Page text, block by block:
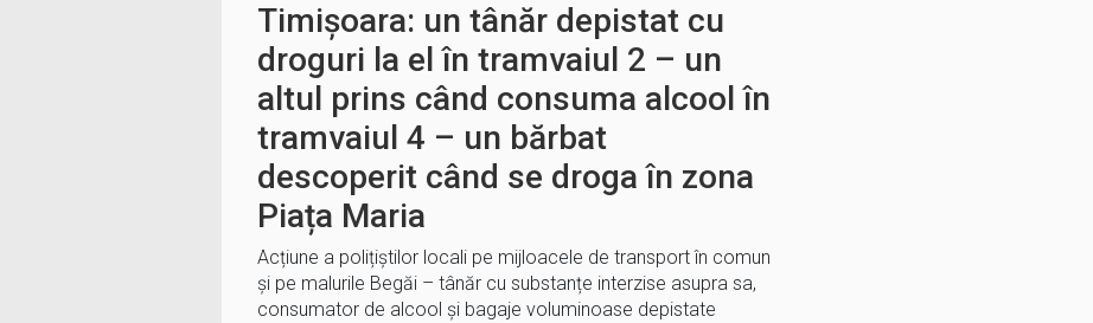
Timișoara: un tânăr depistat cu
droguri la el în tramvaiul 2 – un
altul prins când consuma alcool în
tramvaiul 4 – un bărbat
descoperit când se droga în zona
Piața Maria
Acțiune a polițiștilor locali pe mijloacele de transport în comun
și pe malurile Begăi – tânăr cu substanțe interzise asupra sa,
consumator de alcool și bagaje voluminoase depistate